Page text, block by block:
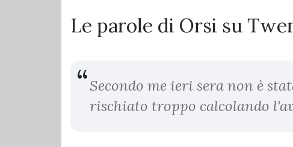
Le parole di Orsi su
Secondo me ieri sera non è
rischiato troppo calcolando